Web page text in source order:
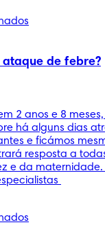
ataque de febre?
2 anos e 8
há alguns dias
e ficámos
resposta a
e da